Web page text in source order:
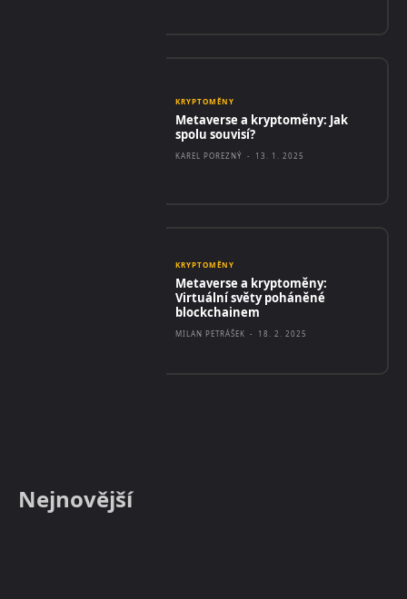
KRYPTOMĚNY
Metaverse a kryptoměny: Jak
spolu souvisí?
KAREL POREZNÝ - 13. 1. 2025
KRYPTOMĚNY
Metaverse a kryptoměny:
Virtuální světy poháněné
blockchainem
MILAN PETRÁŠEK - 18. 2. 2025
Nejnovější